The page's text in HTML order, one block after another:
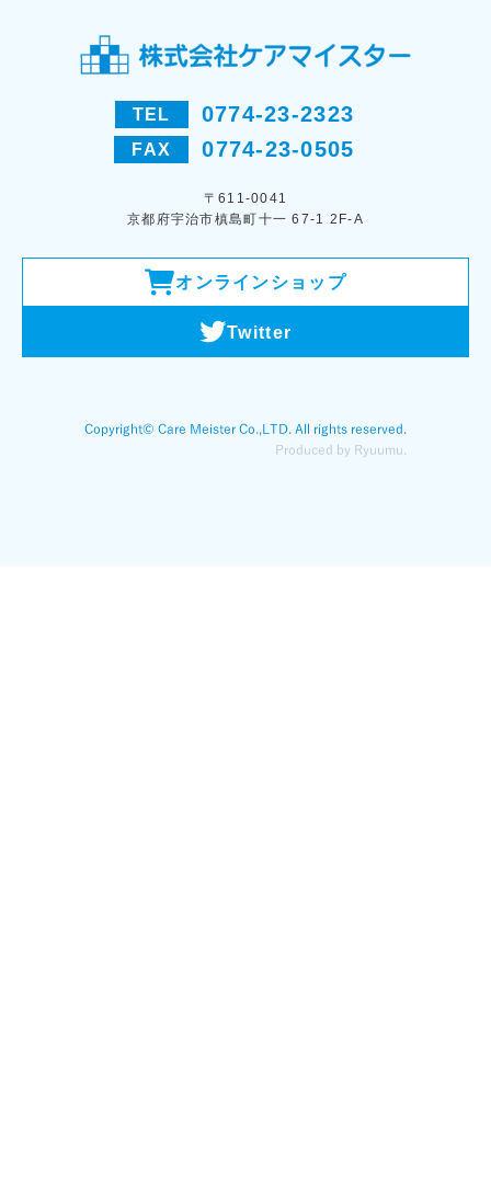
TEL 0774-23-2323
FAX 0774-23-0505
〒611-0041
京都府宇治市槙島町十一 67-1 2F-A
オンラインショップ
Twitter